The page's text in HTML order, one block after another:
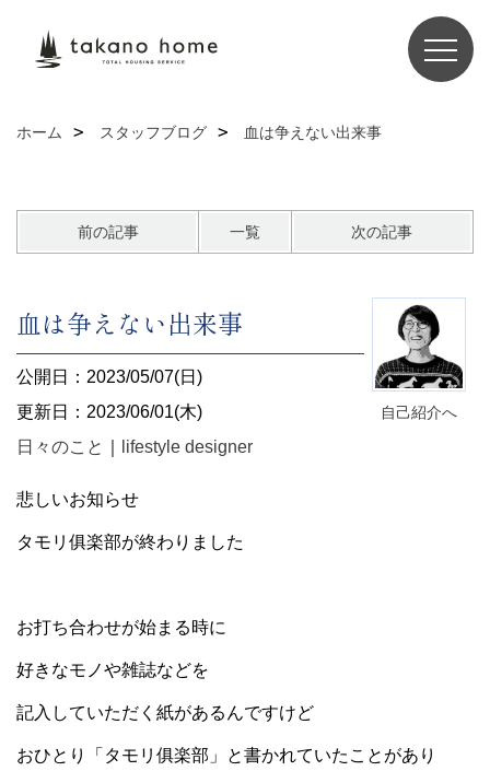
ホーム スタッフブログ 血は争えない出来事
前の記事 一覧 次の記事
自己紹介へ
血は争えない出来事
公開日：2023/05/07(日)
更新日：2023/06/01(木)
日々のこと
lifestyle designer
悲しいお知らせ
タモリ俱楽部が終わりました
お打ち合わせが始まる時に
好きなモノや雑誌などを
記入していただく紙があるんですけど
おひとり「タモリ俱楽部」と書かれていたことがあり